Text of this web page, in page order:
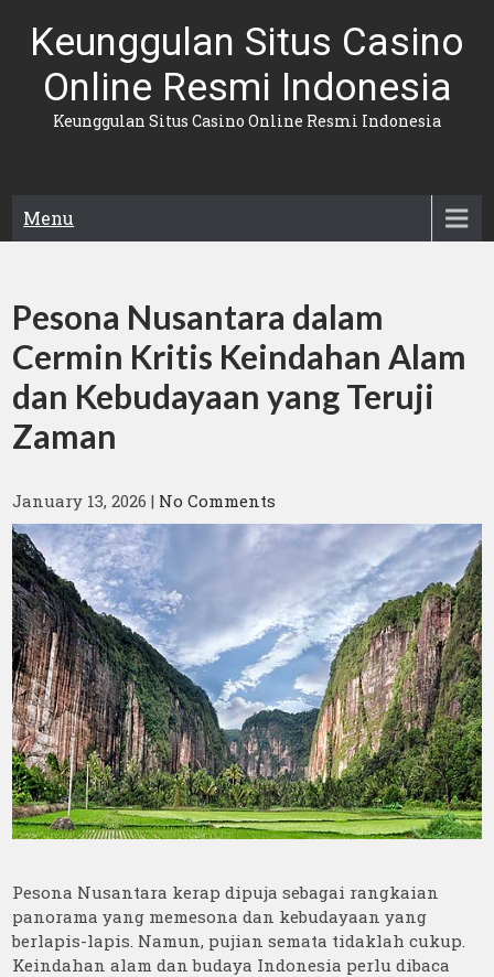
contentKeunggulan Situs Casino
Online Resmi Indonesia
Keunggulan Situs Casino Online Resmi Indonesia
Menu
Pesona Nusantara dalam
Cermin Kritis Keindahan Alam
dan Kebudayaan yang Teruji
Zaman
January 13, 2026 | No Comments
Pesona Nusantara kerap dipuja sebagai rangkaian
panorama yang memesona dan kebudayaan yang
berlapis-lapis. Namun, pujian semata tidaklah cukup.
Keindahan alam dan budaya Indonesia perlu dibaca